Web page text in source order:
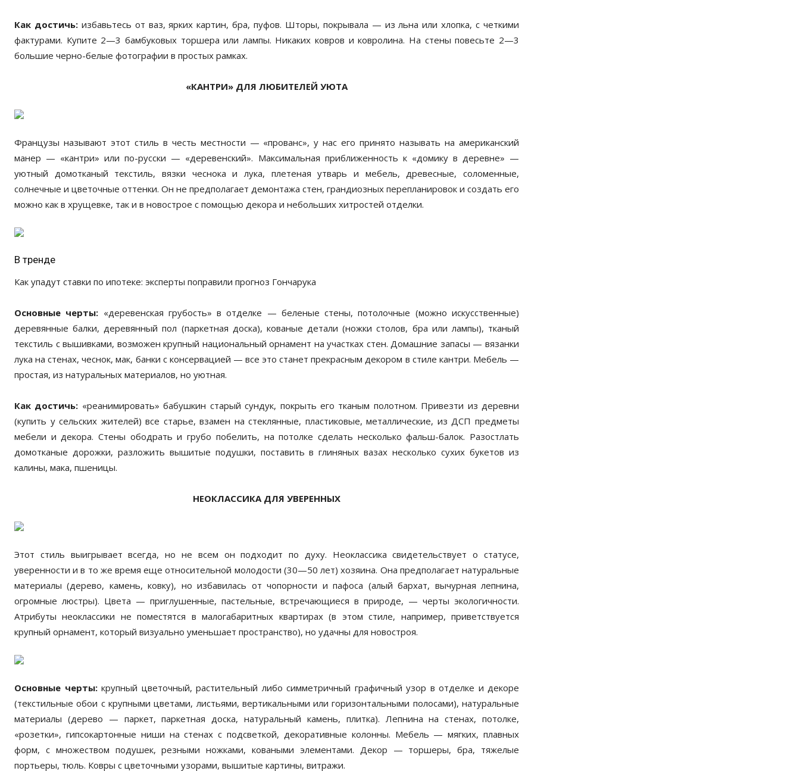
Как достичь:избавьтесь от ваз, ярких картин, бра, пуфов. Шторы, покрывала — из льна или хлопка, с четкими
фактурами. Купите 2—3 бамбуковых торшера или лампы. Никаких ковров и ковролина. На стены повесьте 2—3
большие черно-белые фотографии в простых рамках.
«КАНТРИ» ДЛЯ ЛЮБИТЕЛЕЙ УЮТА
Французы называют этот стиль в честь местности — «прованс», у нас его принято называть на американский
манер — «кантри» или по-русски — «деревенский». Максимальная приближенность к «домику в деревне» —
уютный домотканый текстиль, вязки чеснока и лука, плетеная утварь и мебель, древесные, соломенные,
солнечные и цветочные оттенки. Он не предполагает демонтажа стен, грандиозных перепланировок и создать его
можно как в хрущевке, так и в новострое с помощью декора и небольших хитростей отделки.
В тренде
Как упадут ставки по ипотеке: эксперты поправили прогноз Гончарука
Основные черты: «деревенская грубость» в отделке — беленые стены, потолочные (можно искусственные)
деревянные балки, деревянный пол (паркетная доска), кованые детали (ножки столов, бра или лампы), тканый
текстиль с вышивками, возможен крупный национальный орнамент на участках стен. Домашние запасы — вязанки
лука на стенах, чеснок, мак, банки с консервацией — все это станет прекрасным декором в стиле кантри. Мебель —
простая, из натуральных материалов, но уютная.
Как достичь: «реанимировать» бабушкин старый сундук, покрыть его тканым полотном. Привезти из деревни
(купить у сельских жителей) все старье, взамен на стеклянные, пластиковые, металлические, из ДСП предметы
мебели и декора. Стены ободрать и грубо побелить, на потолке сделать несколько фальш-балок. Разостлать
домотканые дорожки, разложить вышитые подушки, поставить в глиняных вазах несколько сухих букетов из
калины, мака, пшеницы.
НЕОКЛАССИКА ДЛЯ УВЕРЕННЫХ
Этот стиль выигрывает всегда, но не всем он подходит по духу. Неоклассика свидетельствует о статусе,
уверенности и в то же время еще относительной молодости (30—50 лет) хозяина. Она предполагает натуральные
материалы (дерево, камень, ковку), но избавилась от чопорности и пафоса (алый бархат, вычурная лепнина,
огромные люстры). Цвета — приглушенные, пастельные, встречающиеся в природе, — черты экологичности.
Атрибуты неоклассики не поместятся в малогабаритных квартирах (в этом стиле, например, приветствуется
крупный орнамент, который визуально уменьшает пространство), но удачны для новостроя.
Основные черты:крупный цветочный, растительный либо симметричный графичный узор в отделке и декоре
(текстильные обои с крупными цветами, листьями, вертикальными или горизонтальными полосами), натуральные
материалы (дерево — паркет, паркетная доска, натуральный камень, плитка). Лепнина на стенах, потолке,
«розетки», гипсокартонные ниши на стенах с подсветкой, декоративные колонны. Мебель — мягких, плавных
форм, с множеством подушек, резными ножками, коваными элементами. Декор — торшеры, бра, тяжелые
портьеры, тюль. Ковры с цветочными узорами, вышитые картины, витражи.